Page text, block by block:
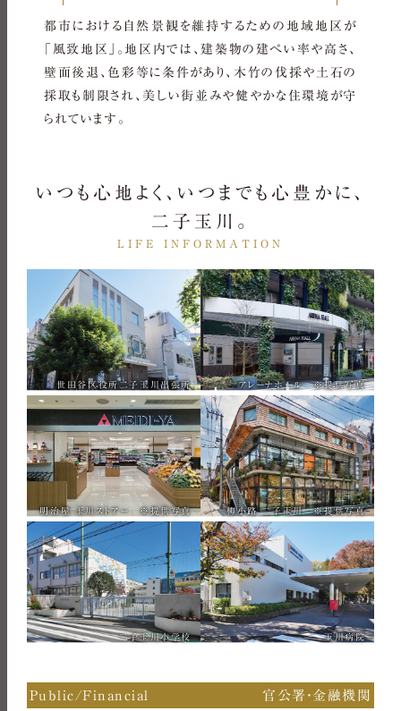
都市における自然景観を維持するための地域地区が
「風致地区」。地区内では、建築物の建ぺい率や高さ、
壁面後退、色彩等に条件があり、木竹の伐採や土石の
採取も制限され、美しい街並みや健やかな住環境が守
られています。
いつも心地よく、いつまでも心豊かに、
二子玉川。
LIFE INFORMATION
世田谷区役所二子玉川出張所 アレーナホール ※提供写真
明治屋 玉川ストアー ※提供写真 柳小路 二子玉川 ※提供写真
二子玉川小学校 玉川病院
Public/Financial 官公署・金融機関